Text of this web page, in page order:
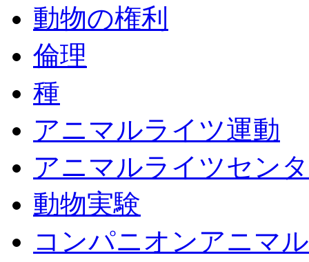
動物の権利
倫理
種
アニマルライツ運動
アニマルライツセン
動物実験
コンパニオンアニマ